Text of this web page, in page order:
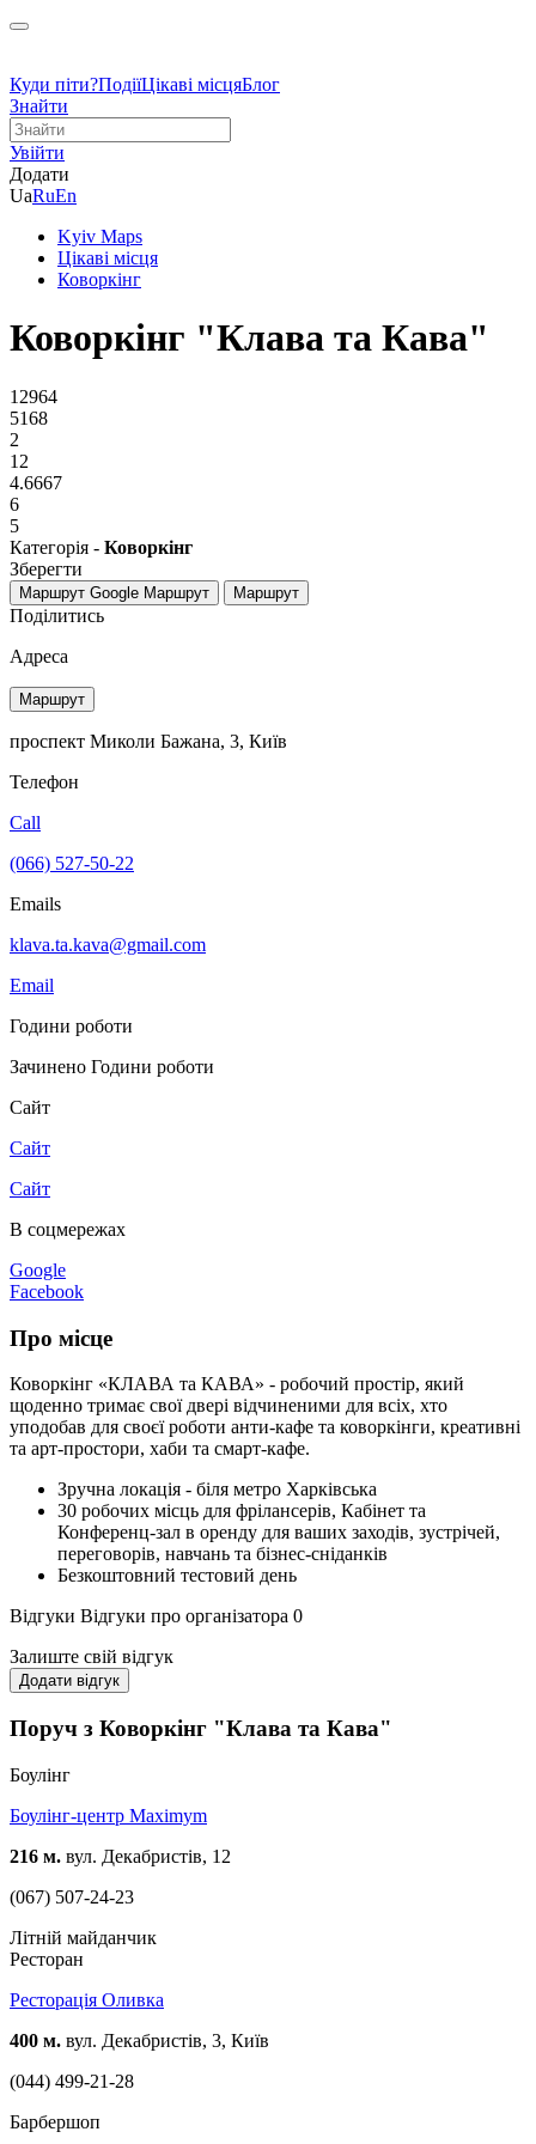
Куди піти?ПодіїЦікаві місцяБлог
Знайти
Увійти
Додати
UaRuEn
Kyiv Maps
Цікаві місця
Коворкінг
Коворкінг "Клава та Кава"
12964
5168
2
12
4.6667
6
5
Категорія - Коворкінг
Зберегти
Маршрут Google Маршрут Маршрут
Поділитись
Адреса
Маршрут
проспект Миколи Бажана, 3, Київ
Телефон
Call
(066) 527-50-22
Emails
klava.ta.kava@gmail.com
Email
Години роботи
Зачинено Години роботи
Сайт
Сайт
Сайт
В соцмережах
Google
Facebook
Про місце
Коворкінг «КЛАВА та КАВА» - робочий простір, який
щоденно тримає свої двері відчиненими для всіх, хто
уподобав для своєї роботи анти-кафе та коворкінги, креативні
та арт-простори, хаби та смарт-кафе.
Зручна локація - біля метро Харківська
30 робочих місць для фрілансерів, Кабінет та
Конференц-зал в оренду для ваших заходів, зустрічей,
переговорів, навчань та бізнес-сніданків
Безкоштовний тестовий день
Відгуки Відгуки про організатора 0
Залиште свій відгук
Додати відгук
Поруч з Коворкінг "Клава та Кава"
Боулінг
Боулінг-центр Maximym
216 м. вул. Декабристів, 12
(067) 507-24-23
Літній майданчик
Ресторан
Ресторація Оливка
400 м. вул. Декабристів, 3, Київ
(044) 499-21-28
Барбершоп